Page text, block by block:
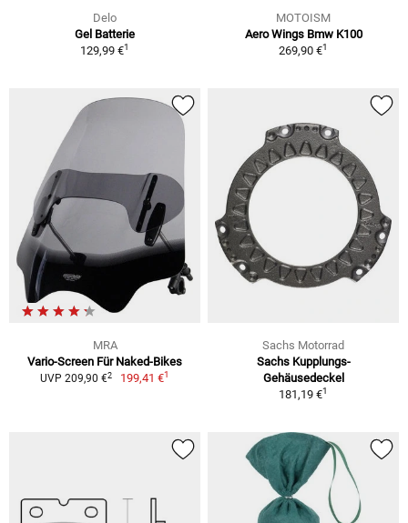
Delo
Gel Batterie
129,99 €1
MOTOISM
Aero Wings Bmw K100
269,90 €1
MRA
Vario-Screen Für Naked-Bikes
UVP 209,90 €2 199,41 €1
Sachs Motorrad
Sachs Kupplungs-
Gehäusedeckel
181,19 €1